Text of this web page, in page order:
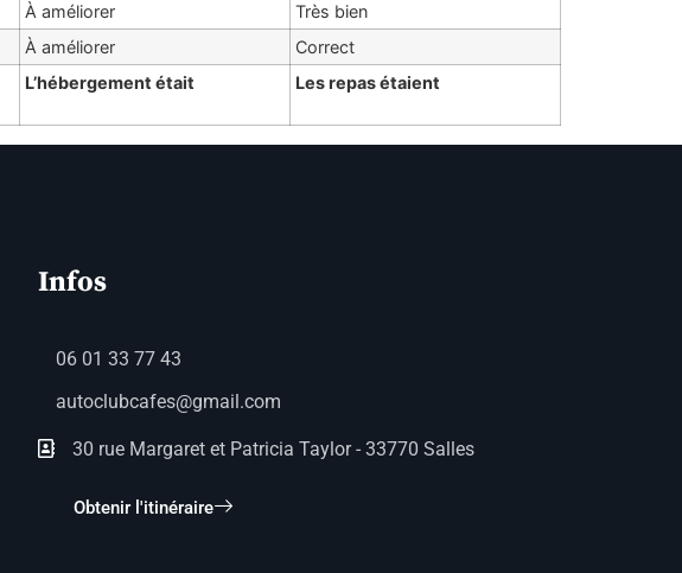
À améliorer
Très bien
À améliorer
Correct
L’hébergement était Les repas étaient
Infos
06 01 33 77 43
autoclubcafes@gmail.com
30 rue Margaret et Patricia Taylor - 33770 Salles
Obtenir l'itinéraire